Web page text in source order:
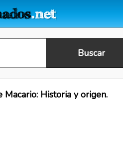
Historia y origen.